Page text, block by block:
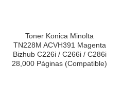
Toner Konica Minolta
TN228M ACVH391 Magenta
Bizhub C226i / C266i / C286i
28,000 Páginas (Compatible)